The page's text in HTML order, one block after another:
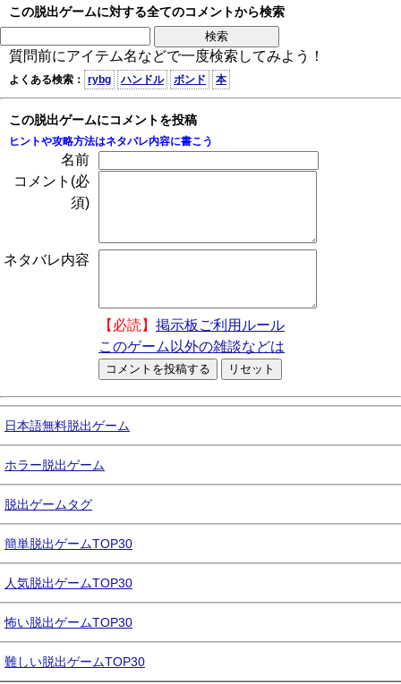
この脱出ゲームに対する全てのコメントから検索
質問前にアイテム名などで一度検索してみよう！
よくある検索： rybg ハンドル ボンド 本
この脱出ゲームにコメントを投稿
ヒントや攻略方法はネタバレ内容に書こう
名前
コメント(必
須)
ネタバレ内容
【必読】 掲示板ご利用ルール
このゲーム以外の雑談などは
日本語無料脱出ゲーム
ホラー脱出ゲーム
脱出ゲームタグ
簡単脱出ゲームTOP30
人気脱出ゲームTOP30
怖い脱出ゲームTOP30
難しい脱出ゲームTOP30